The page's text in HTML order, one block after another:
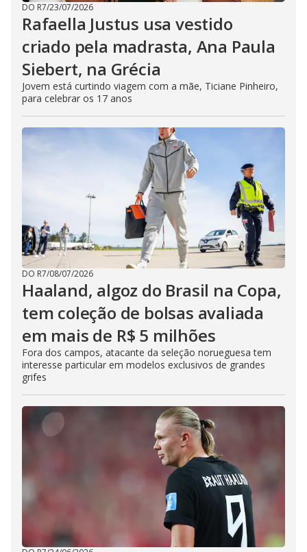
DO R7/23/07/2026
Rafaella Justus usa vestido
criado pela madrasta, Ana Paula
Siebert, na Grécia
Jovem está curtindo viagem com a mãe, Ticiane Pinheiro,
para celebrar os 17 anos
DO R7/08/07/2026
Haaland, algoz do Brasil na Copa,
tem coleção de bolsas avaliada
em mais de R$ 5 milhões
Fora dos campos, atacante da seleção norueguesa tem
interesse particular em modelos exclusivos de grandes
grifes